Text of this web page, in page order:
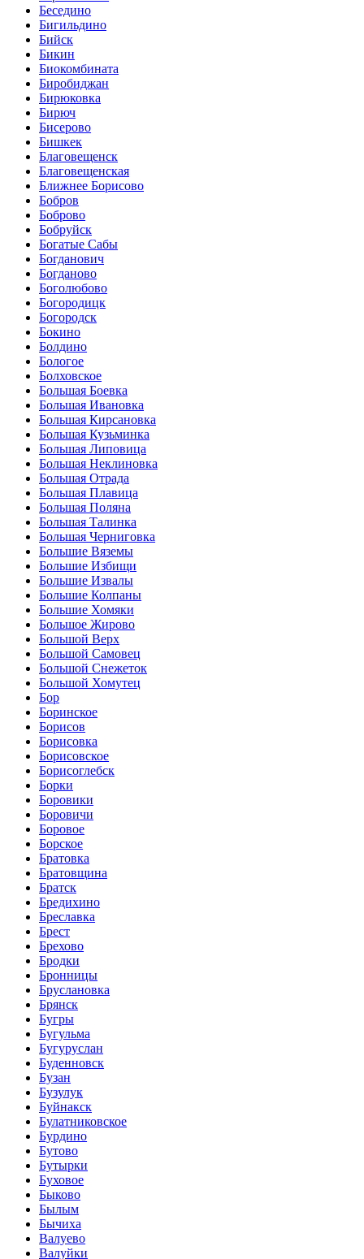
Беседино
Бигильдино
Бийск
Бикин
Биокомбината
Биробиджан
Бирюковка
Бирюч
Бисерово
Бишкек
Благовещенск
Благовещенская
Ближнее Борисово
Бобров
Боброво
Бобруйск
Богатые Сабы
Богданович
Богданово
Боголюбово
Богородицк
Богородск
Бокино
Болдино
Бологое
Болховское
Большая Боевка
Большая Ивановка
Большая Кирсановка
Большая Кузьминка
Большая Липовица
Большая Неклиновка
Большая Отрада
Большая Плавица
Большая Поляна
Большая Талинка
Большая Черниговка
Большие Вяземы
Большие Избищи
Большие Извалы
Большие Колпаны
Большие Хомяки
Большое Жирово
Большой Верх
Большой Самовец
Большой Снежеток
Большой Хомутец
Бор
Боринское
Борисов
Борисовка
Борисовское
Борисоглебск
Борки
Боровики
Боровичи
Боровое
Борское
Братовка
Братовщина
Братск
Бредихино
Бреславка
Брест
Брехово
Бродки
Бронницы
Бруслановка
Брянск
Бугры
Бугульма
Бугуруслан
Буденновск
Бузан
Бузулук
Буйнакск
Булатниковское
Бурдино
Бутово
Бутырки
Буховое
Быково
Былым
Бычиха
Валуево
Валуйки